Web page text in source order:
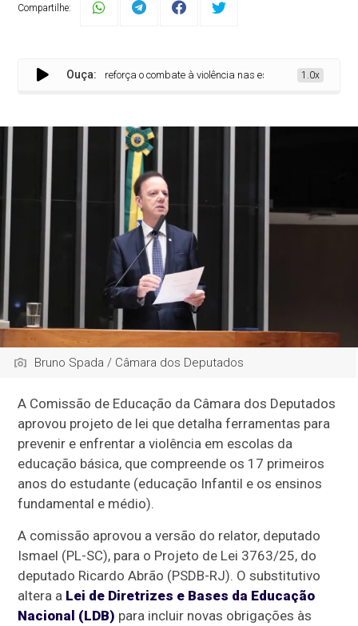
Compartilhe:
Ouça:
projeto que reforça o combate à violência nas escolas 1.0x
Bruno Spada / Câmara dos Deputados
A Comissão de Educação da Câmara dos Deputados
aprovou projeto de lei que detalha ferramentas para
prevenir e enfrentar a violência em escolas da
educação básica, que compreende os 17 primeiros
anos do estudante (educação Infantil e os ensinos
fundamental e médio).
A comissão aprovou a versão do relator, deputado
Ismael (PL-SC), para o Projeto de Lei 3763/25, do
deputado Ricardo Abrão (PSDB-RJ). Osubstitutivo
altera a Lei de Diretrizes e Bases da Educação
Nacional (LDB) para incluir novas obrigações às